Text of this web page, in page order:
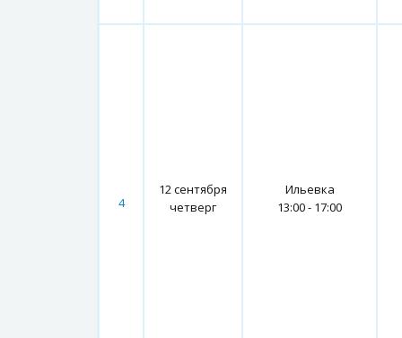
4
12 сентября
четверг
Ильевка
13:00 - 17:00